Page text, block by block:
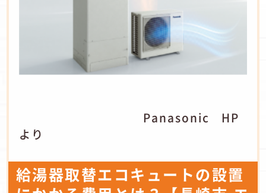
Panasonic HP
より
給湯器取替エコキュートの設置